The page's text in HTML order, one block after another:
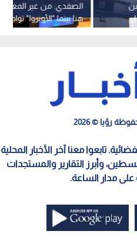
الصفدي: من غير
هنا بينما "الأونروا" تواجه
حملة اغتيال سياسي
رؤيا © 2026
تابعوا معنا آخر الأخبار المحلية
وأبرز التقارير والمستجدات
على مدار الساعة.